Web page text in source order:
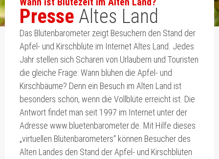
Presse Altes Land
Das Blütenbarometer zeigt Besuchern den Stand der
Apfel- und Kirschblüte im Internet Altes Land. Jedes
Jahr stellen sich Scharen von Urlaubern und Touristen
die gleiche Frage: Wann blühen die Apfel- und
Kirschbäume? Denn ein Besuch im Alten Land ist
besonders schön, wenn die Vollblüte erreicht ist. Die
Antwort findet man seit 1997 im Internet unter der
Adresse www.bluetenbarometer.de. Mit Hilfe dieses
„virtuellen Blütenbarometers“ können Besucher des
Alten Landes den Stand der Apfel- und Kirschblüten